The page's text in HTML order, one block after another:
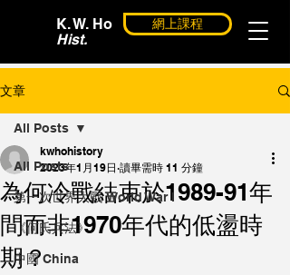
K. W. Ho
Hist.
網上課程
文章
All Posts
第一次世界大戰 World War I
《何氏兵法》
中國 China
All Posts
為何冷戰結束於1989-91年
間而非1970年代的低盪時
期？
kwhohistory
2023年1月19日 讀畢需時 11 分鐘